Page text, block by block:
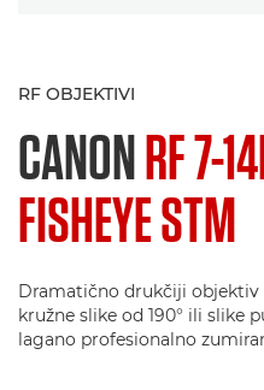
RF OBJEKTIVI
CANONRF 7-
FISHEYE STM
Dramatično drukčiji objektiv
kružne slike od 190° ili slike
lagano profesionalno